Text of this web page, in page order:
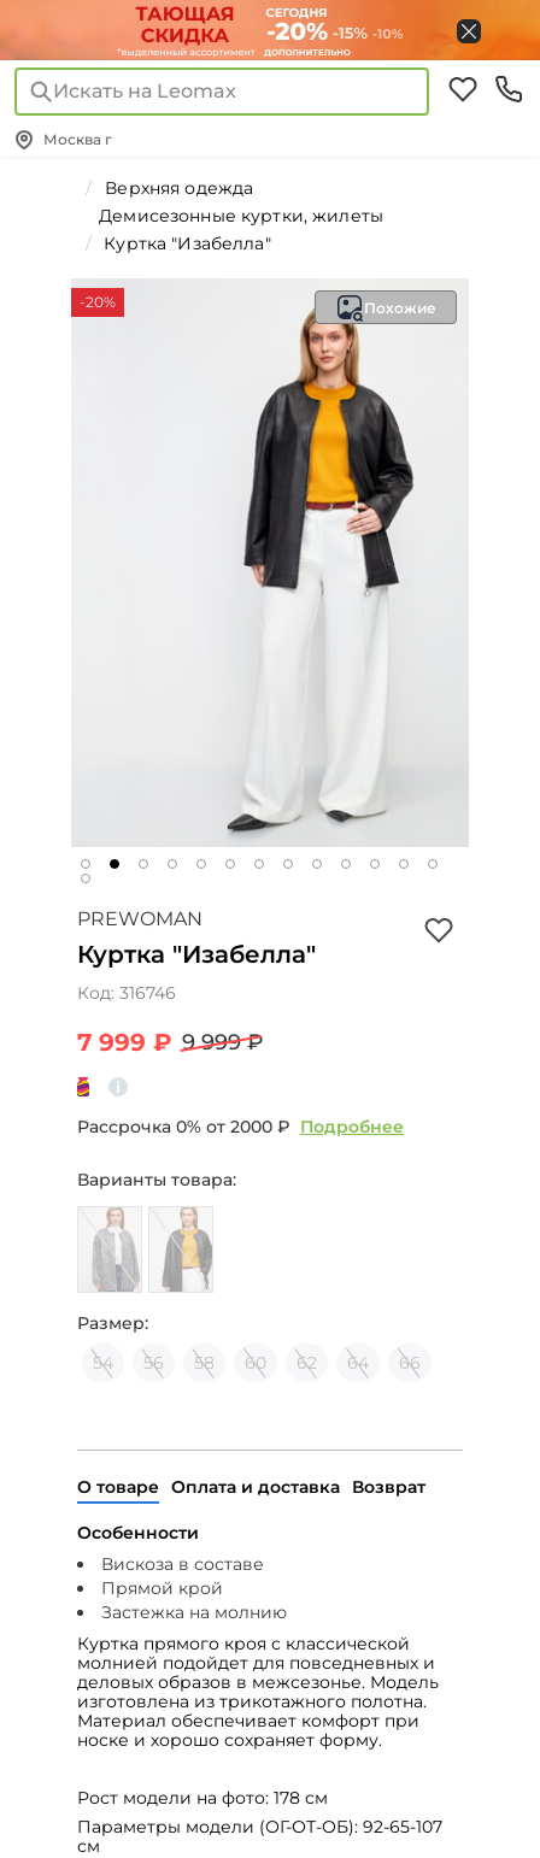
Искать на Leomax
Москва г
Верхняя одежда
Демисезонные куртки, жилеты
Куртка "Изабелла"
Похожие
-20%
PREWOMAN
Куртка "Изабелла"
Код: 316746
7 999 ₽ 9 999 ₽
Рассрочка 0% от 2000 ₽ Подробнее
Варианты товара:
Размер:
54
56 58 60 62 64 66
О товаре Оплата и доставка Возврат
Особенности
Вискоза в составе
Прямой крой
Застежка на молнию
Куртка прямого кроя с классической
молнией подойдет для повседневных и
деловых образов в межсезонье. Модель
изготовлена из трикотажного полотна.
Материал обеспечивает комфорт при
носке и хорошо сохраняет форму.
Рост модели на фото: 178 см
Параметры модели (ОГ-ОТ-ОБ): 92-65-107
см